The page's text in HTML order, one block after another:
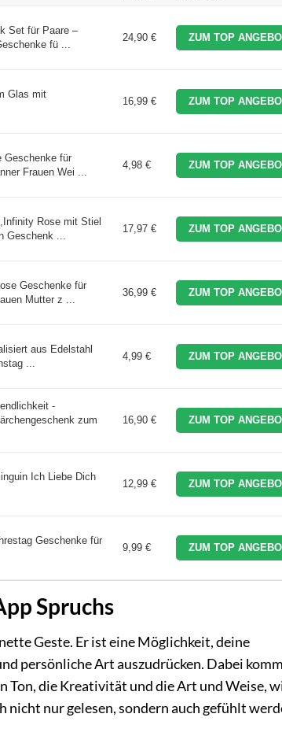
Set für Paare –
fü ...
24,90 € ZUM TOP
Glas mit
16,99 € ZUM TOP
Geschenke für
Frauen Wei ...
4,98 € ZUM TOP
Rose mit Stiel
Geschenk ...
17,97 € ZUM TOP
Geschenke für
Mutter z ...
36,99 € ZUM TOP
aus Edelstahl
...
4,99 € ZUM TOP
-
zum
16,90 € ZUM TOP
Ich Liebe Dich
12,99 € ZUM TOP
Geschenke für
9,99 € ZUM TOP
Spruchs
Geste. Er ist eine Möglichkeit, deine
persönliche Art auszudrücken. Dabei
Ton, die Kreativität und die Art und Weise,
nur gelesen, sondern auch gefühlt